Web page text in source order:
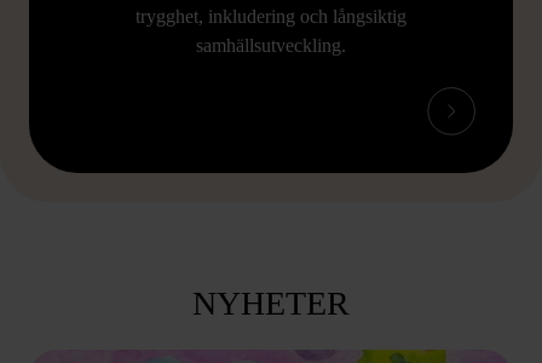
trygghet, inkludering och långsiktig
samhällsutveckling.
NYHETER